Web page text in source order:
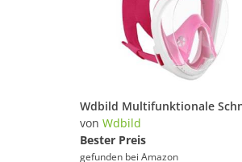
von Wdbild
Bester Preis
gefunden bei Amazon